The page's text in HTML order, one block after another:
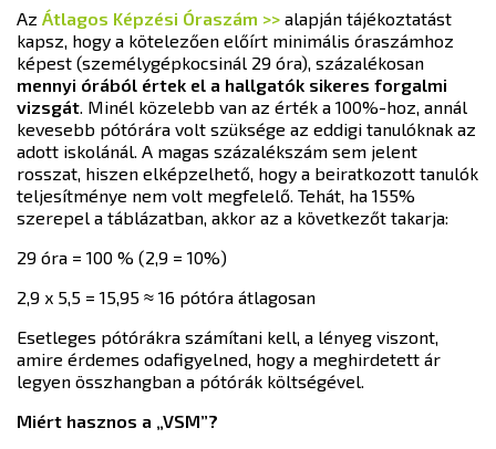
Az Átlagos Képzési Óraszám >> alapján tájékoztatást
kapsz, hogy a kötelezően előírt minimális óraszámhoz
képest (személygépkocsinál 29 óra), százalékosan
mennyi órából értek el a hallgatók sikeres forgalmi
vizsgát. Minél közelebb van az érték a 100%-hoz, annál
kevesebb pótórára volt szüksége az eddigi tanulóknak az
adott iskolánál. A magas százalékszám sem jelent
rosszat, hiszen elképzelhető, hogy a beiratkozott tanulók
teljesítménye nem volt megfelelő. Tehát, ha 155%
szerepel a táblázatban, akkor az a következőt takarja:
29 óra = 100 % (2,9 = 10%)
2,9 x 5,5 = 15,95 ≈ 16 pótóra átlagosan
Esetleges pótórákra számítani kell, a lényeg viszont,
amire érdemes odafigyelned, hogy a meghirdetett ár
legyen összhangban a pótórák költségével.
Miért hasznos a „VSM”?